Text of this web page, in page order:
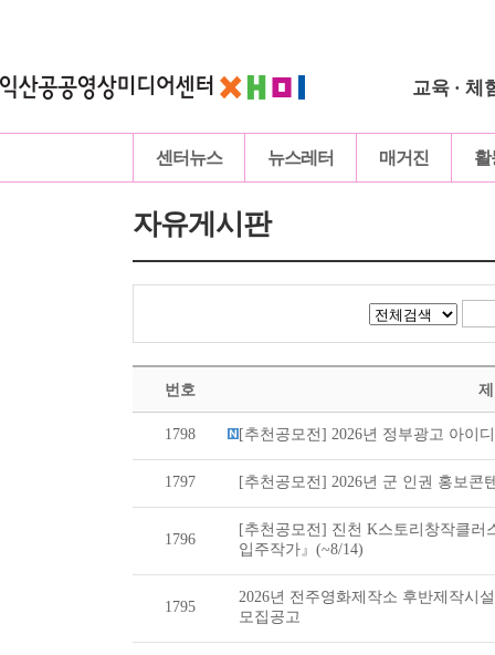
교육 · 체
센터뉴스 뉴스레터 매거진 활
자유게시판
번호
1798 [추천공모전] 2026년 정부광고 아이
1797 [추천공모전] 2026년 군 인권 홍보콘
1796
[추천공모전] 진천 K스토리창작클러
입주작가』(~8/14)
1795
2026년 전주영화제작소 후반제작시
모집공고